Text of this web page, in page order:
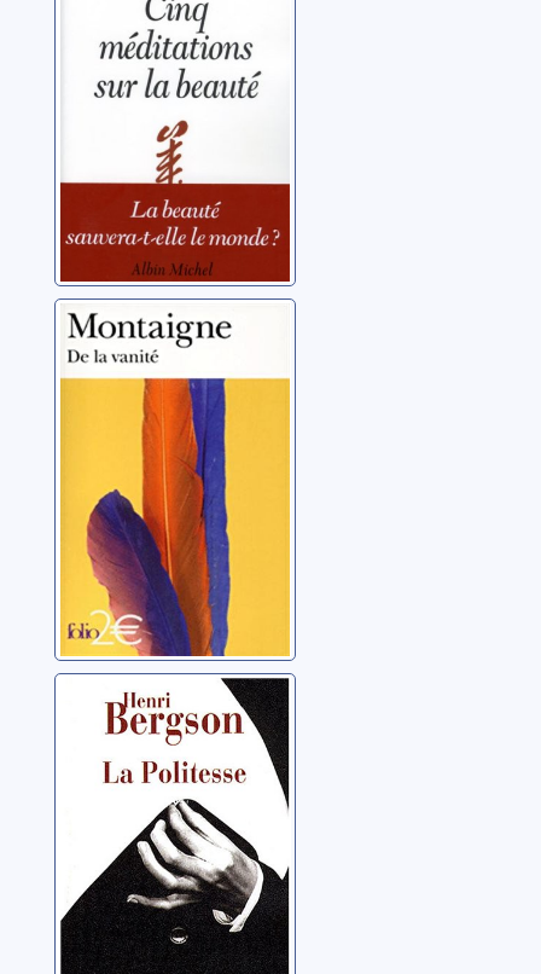
Cheng, François
De la vanité
Montaigne, Michel
Eyquem de
La politesse, et
autres essais
Bergson, Henri